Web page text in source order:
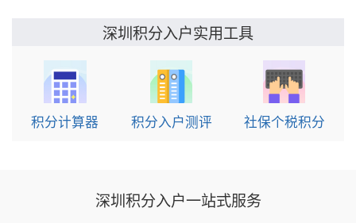
深圳积分入户实用工具
积分计算器 积分入户测评 社保个税积分
深圳积分入户一站式服务